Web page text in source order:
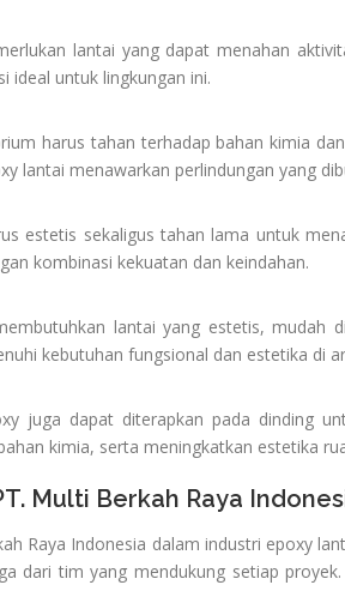
lantai yang dapat menahan
ideal untuk lingkungan ini.
harus tahan terhadap bahan kimia
lantai menawarkan perlindungan yang
estetis sekaligus tahan lama untuk
kombinasi kekuatan dan keindahan.
lantai yang estetis, mudah
kebutuhan fungsional dan estetika di
juga dapat diterapkan pada dinding
kimia, serta meningkatkan estetika
Multi Berkah Raya
Raya Indonesia dalam industri epoxy
dari tim yang mendukung setiap